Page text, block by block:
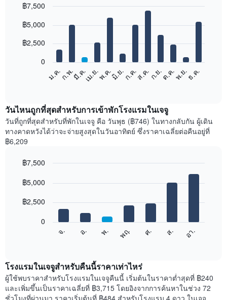
chart
12
bars.
แสดง
ราคา
เฉลี่ย
ของ
ห้อง
ใน
เดือน
เดือน
แผนภูมิ
มี
แกน
graphic.
ม.ค.ก.พ.มี.ค.เม.ย.พ.ค.มิ.ย.ก.ค.ส.ค.ก.ย.ต.ค.พ.ย.ธ.ค.
0
฿2,500
฿5,000
฿7,500
วันไหนถูกที่สุดสำหรับการเข้าพักโรงแรมในเจจู
วันที่ถูกที่สุดสำหรับที่พักในเจจู คือ วันพุธ (฿746) ในทางกลับกัน ผู้เดิน
ทางคาดหวังได้ว่าจะจ่ายสูงสุดในวันอาทิตย์ ซึ่งราคาเฉลี่ยต่อคืนอยู่ที่
฿6,209
chart
bars.
แผนภูมิ
แสดง
ราคา
เฉลี่ย
ของ
graphic.
จ. อ. พ. พฤ. ศ. ส. อา.
0
฿2,500
฿5,000
฿7,500
โรงแรมในเจจูสำหรับคืนนี้ราคาเท่าไหร่
ผู้ใช้พบราคาสำหรับโรงแรมในเจจูคืนนี้ เริ่มต้นในราคาต่ำสุดที่ ฿240
และเพิ่มขึ้นเป็นราคาเฉลี่ยที่ ฿3,715 โดยอิงจากการค้นหาในช่วง 72